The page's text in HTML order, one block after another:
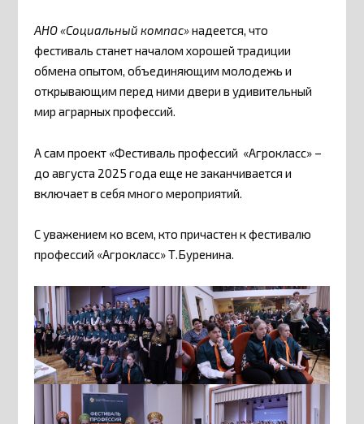
АНО «Социальный компас»надеется, что
фестиваль станет началом хорошей традиции
обмена опытом, объединяющим молодежь и
открывающим перед ними двери в удивительный
мир аграрных профессий.
А сам проект «Фестиваль профессий «Агрокласс» –
до августа 2025 года еще не заканчивается и
включает в себя много мероприятий.
С уважением ко всем, кто причастен к фестивалю
профессий «Агрокласс» Т.Буренина.